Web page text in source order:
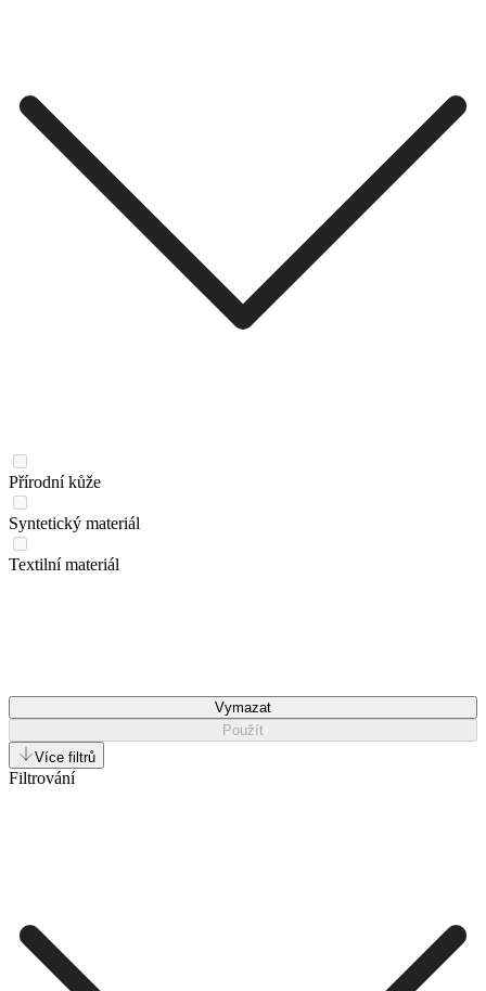
Přírodní kůže
Syntetický materiál
Textilní materiál
Vymazat
Použít
Více filtrů
Filtrování